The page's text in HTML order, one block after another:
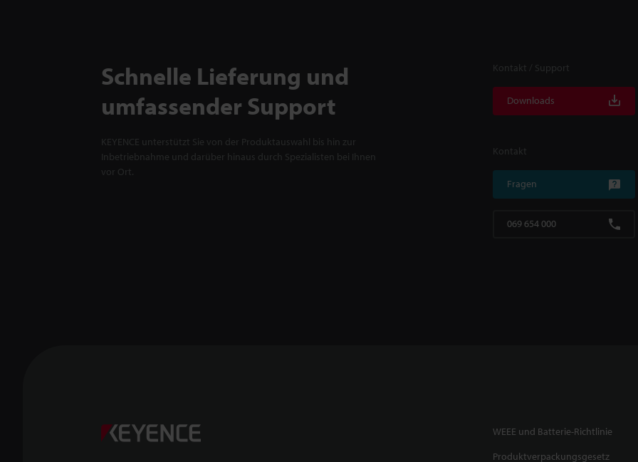
Schnelle Lieferung und
umfassender Support
KEYENCE unterstützt Sie von der Produktauswahl bis hin zur
Inbetriebnahme und darüber hinaus durch Spezialisten bei Ihnen
vor Ort.
Kontakt / Support
Downloads
Kontakt
Fragen
069 654 000
WEEE und Batterie-Richtlinie
Produktverpackungsgesetz